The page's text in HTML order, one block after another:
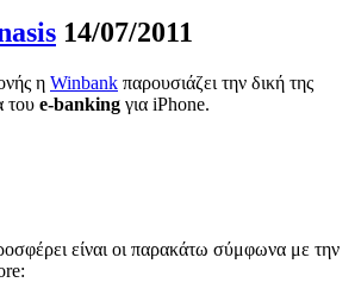
14/07/2011
η Winbank παρουσιάζει την δική της
του e-banking για iPhone.
είναι οι παρακάτω σύμφωνα με την